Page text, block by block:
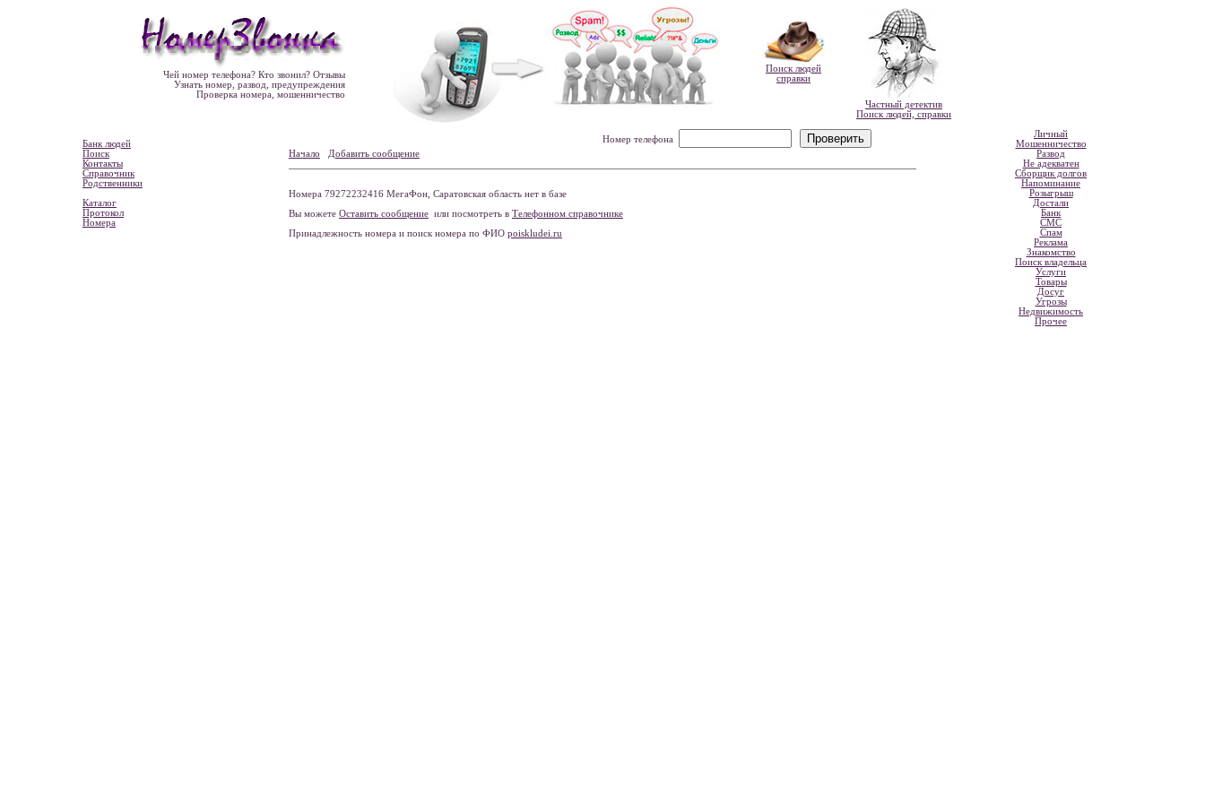
Чей номер телефона? Кто звонил? Отзывы
Узнать номер, развод, предупреждения
Проверка номера, мошенничество
Поиск людей
справки
Частный детектив
Поиск людей, справки
Банк людей
Поиск
Контакты
Справочник
Родственники
Каталог
Протокол
Номера
Номер телефона
Начало
Добавить сообщение
Номера 79272232416 МегаФон, Саратовская область нет в базе
Вы можете Оставить сообщение или посмотреть в Телефонном справочнике
Принадлежность номера и поиск номера по ФИО poiskludei.ru
Личный
Мошенничество
Развод
Не адекватен
Сборщик долгов
Напоминание
Розыгрыш
Достали
Банк
СМС
Спам
Реклама
Знакомство
Поиск владельца
Услуги
Товары
Досуг
Угрозы
Недвижимость
Прочее